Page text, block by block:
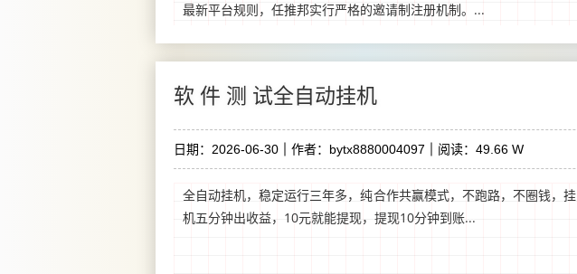
最新平台规则，任推邦实行严格的邀请制注册机制。...
软 件 测 试全自动挂机
日期：2026-06-30 作者：bytx8880004097 阅读：49.66 W
全自动挂机，稳定运行三年多，纯合作共赢模式，不跑路，不圈钱，挂
机五分钟出收益，10元就能提现，提现10分钟到账...